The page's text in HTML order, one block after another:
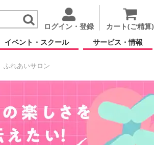
ログイン・登録 カート(ご精算)
イベント・スクール サービス・情報
ふれあいサロン